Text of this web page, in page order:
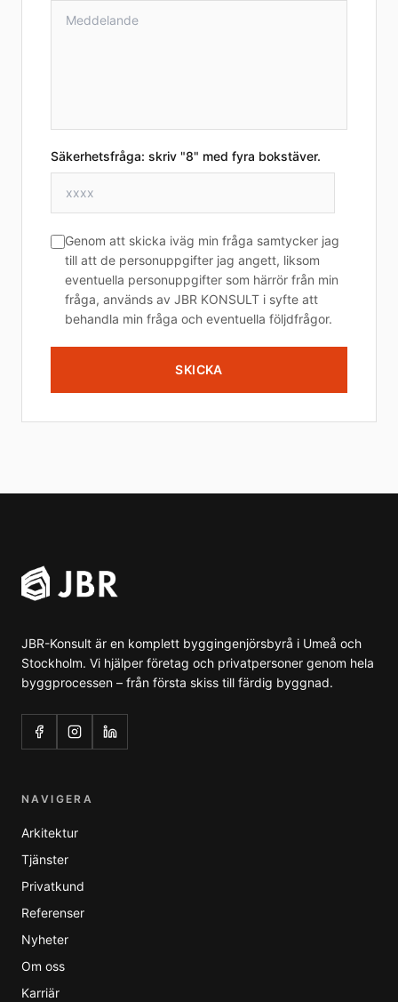
Säkerhetsfråga: skriv "8" med fyra bokstäver.
Genom att skicka iväg min fråga samtycker jag
till att de personuppgifter jag angett, liksom
eventuella personuppgifter som härrör från min
fråga, används av JBR KONSULT i syfte att
behandla min fråga och eventuella följdfrågor.
SKICKA
JBR-Konsult är en komplett byggingenjörsbyrå i Umeå och
Stockholm. Vi hjälper företag och privatpersoner genom hela
byggprocessen – från första skiss till färdig byggnad.
NAVIGERA
Arkitektur
Tjänster
Privatkund
Referenser
Nyheter
Om oss
Karriär